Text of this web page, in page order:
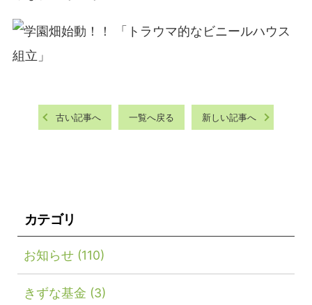
古い記事へ 一覧へ戻る 新しい記事へ
カテゴリ
お知らせ (110)
きずな基金 (3)